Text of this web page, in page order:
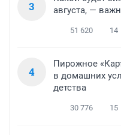
3
августа, —
51 620 14
4
Пирожное
в домашних
детства
30 776 15